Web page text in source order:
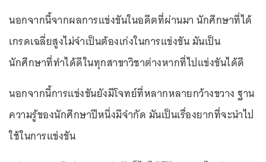
นอกจากนี้จากผลการแข่งขันในอดีตที่ผ่านมา นักศึกษาที่ได้
เกรดเฉลี่ยสูงไม่จำเป็นต้องเก่งในการแข่งขัน มันเป็น
นักศึกษาที่ทำได้ดีในทุกสาขาวิชาต่างหากที่ไปแข่งขันได้ดี
นอกจากนี้การแข่งขันยังมีโจทย์ที่หลากหลายกว้างขวาง ฐาน
ความรู้ของนักศึกษาปีหนึ่งมีจำกัด มันเป็นเรื่องยากที่จะนำไป
ใช้ในการแข่งขัน